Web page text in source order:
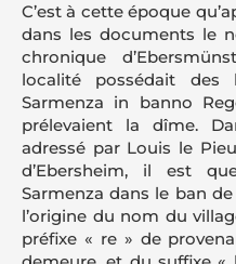
C’est à cette époque
dans les documents le
chronique
localité possédait
Sarmenza in banno
prélevaient la dîme.
adressé par Louis le
d’Ebersheim, il est
Sarmenza dans le ban
l’origine du nom du
préfixe « re » de